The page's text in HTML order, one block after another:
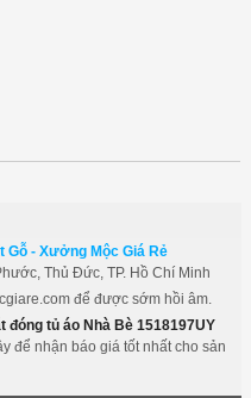
Gỗ - Xưởng Mộc Giá Rẻ
Thủ Đức, TP. Hồ Chí Minh
để được sớm hồi âm.
đóng tủ áo Nhà Bè 1518197UY
để nhận báo giá tốt nhất cho sản